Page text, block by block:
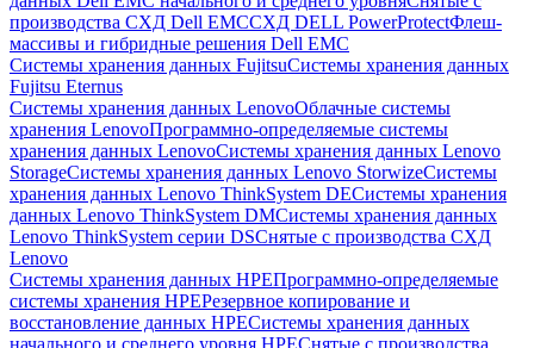
производства СХД Dell EMCСХД DELL PowerProtectФлеш-
массивы и гибридные решения Dell EMC
Системы хранения данных FujitsuСистемы хранения данных
Fujitsu Eternus
Системы хранения данных LenovoОблачные системы
хранения LenovoПрограммно-определяемые системы
хранения данных LenovoСистемы хранения данных Lenovo
StorageСистемы хранения данных Lenovo StorwizeСистемы
хранения данных Lenovo ThinkSystem DEСистемы хранения
данных Lenovo ThinkSystem DMСистемы хранения данных
Lenovo ThinkSystem серии DSСнятые с производства СХД
Lenovo
Системы хранения данных HPEПрограммно-определяемые
системы хранения HPEРезервное копирование и
восстановление данных HPEСистемы хранения данных
начального и среднего уровня HPEСнятые с производства